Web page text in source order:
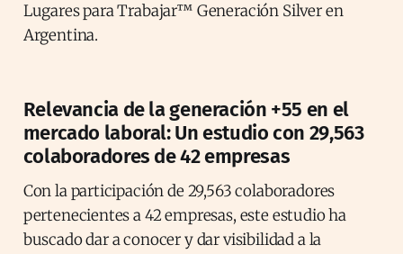
Lugares para Trabajar™ Generación Silver en
Argentina.
Relevancia de la generación +55 en el
mercado laboral: Un estudio con 29,563
colaboradores de 42 empresas
Con la participación de 29,563 colaboradores
pertenecientes a 42 empresas, este estudio ha
buscado dar a conocer y dar visibilidad a la